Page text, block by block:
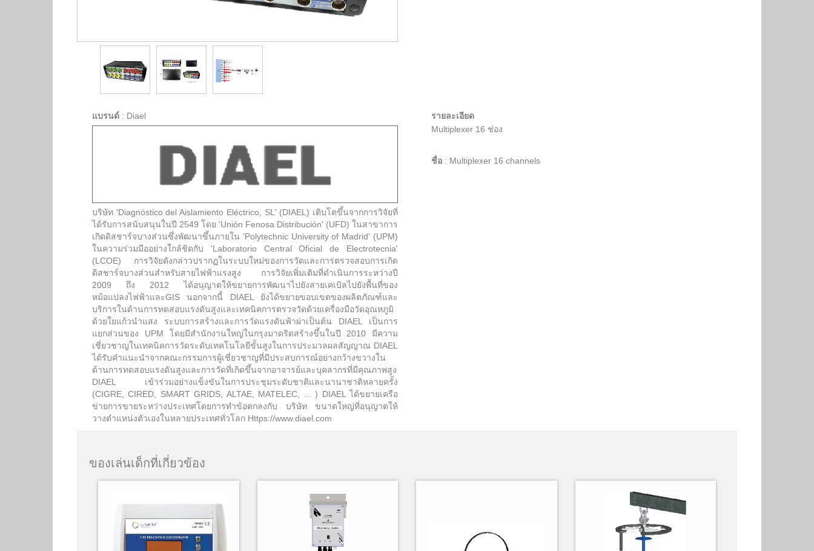
รายละเอียด
Multiplexer 16 ช่อง
ชื่อ : Multiplexer 16 channels
แบรนด์ : Diael
บริษัท 'Diagnóstico del Aislamiento Eléctrico, SL' (DIAEL) เติบโตขึ้นจากการวิจัยที่
ได้รับการสนับสนุนในปี 2549 โดย 'Unión Fenosa Distribución' (UFD) ในสาขาการ
เกิดดิสชาร์จบางส่วนซึ่งพัฒนาขึ้นภายใน 'Polytechnic University of Madrid' (UPM)
ในความร่วมมืออย่างใกล้ชิดกับ 'Laboratorio Central Oficial de Electrotecnia'
(LCOE) การวิจัยดังกล่าวปรากฏในระบบใหม่ของการวัดและการตรวจสอบการเกิด
ดิสชาร์จบางส่วนสำหรับสายไฟฟ้าแรงสูง การวิจัยเพิ่มเติมที่ดำเนินการระหว่างปี
2009 ถึง 2012 ได้อนุญาตให้ขยายการพัฒนาไปยังสายเคเบิลไปยังพื้นที่ของ
หม้อแปลงไฟฟ้าและGIS นอกจากนี้ DIAEL ยังได้ขยายขอบเขตของผลิตภัณฑ์และ
บริการในด้านการทดสอบแรงดันสูงและเทคนิคการตรวจวัดด้วยเครื่องมือวัดอุณหภูมิ
ด้วยใยแก้วนำแสง ระบบการสร้างและการวัดแรงดันฟ้าผ่าเป็นต้น DIAEL เป็นการ
แยกส่วนของ UPM โดยมีสำนักงานใหญ่ในกรุงมาดริดสร้างขึ้นในปี 2010 มีความ
เชี่ยวชาญในเทคนิคการวัดระดับเทคโนโลยีขั้นสูงในการประมวลผลสัญญาณ DIAEL
ได้รับคำแนะนำจากคณะกรรมการผู้เชี่ยวชาญที่มีประสบการณ์อย่างกว้างขวางใน
ด้านการทดสอบแรงดันสูงและการวัดที่เกิดขึ้นจากอาจารย์และบุคลากรที่มีคุณภาพสูง
DIAEL เข้าร่วมอย่างแข็งขันในการประชุมระดับชาติและนานาชาติหลายครั้ง
(CIGRE, CIRED, SMART GRIDS, ALTAE, MATELEC, ... ) DIAEL ได้ขยายเครือ
ข่ายการขายระหว่างประเทศโดยการทำข้อตกลงกับ บริษัท ขนาดใหญ่ที่อนุญาตให้
วางตำแหน่งตัวเองในหลายประเทศทั่วโลก Https://www.diael.com
ของเล่นเด็กที่เกี่ยวข้อง